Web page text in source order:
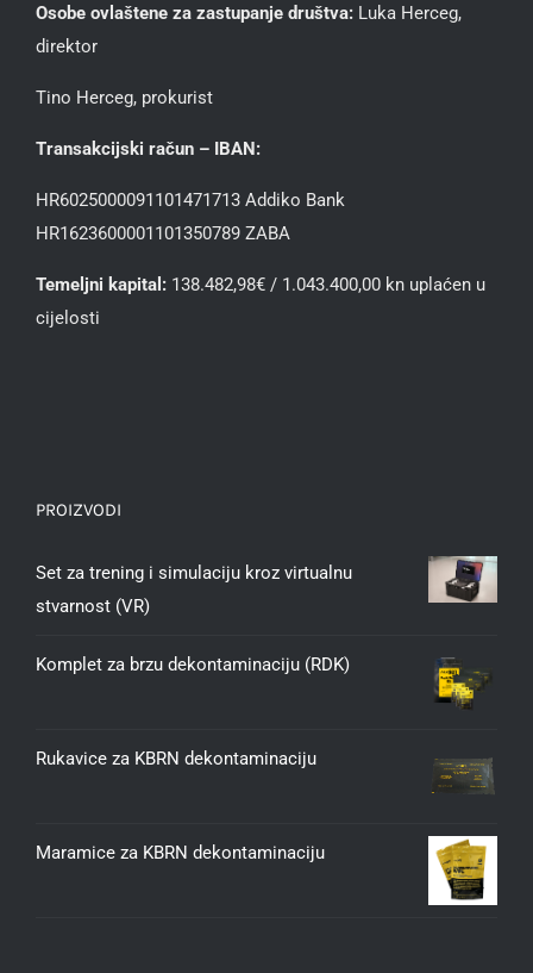
Osobe ovlaštene za zastupanje društva: Luka Herceg,
direktor
Tino Herceg, prokurist
Transakcijski račun – IBAN:
HR6025000091101471713 Addiko Bank
HR1623600001101350789 ZABA
Temeljni kapital: 138.482,98€ / 1.043.400,00 kn uplaćen u
cijelosti
PROIZVODI
Set za trening i simulaciju kroz virtualnu
stvarnost (VR)
Komplet za brzu dekontaminaciju (RDK)
Rukavice za KBRN dekontaminaciju
Maramice za KBRN dekontaminaciju